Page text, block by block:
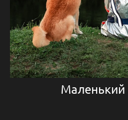
Маленький